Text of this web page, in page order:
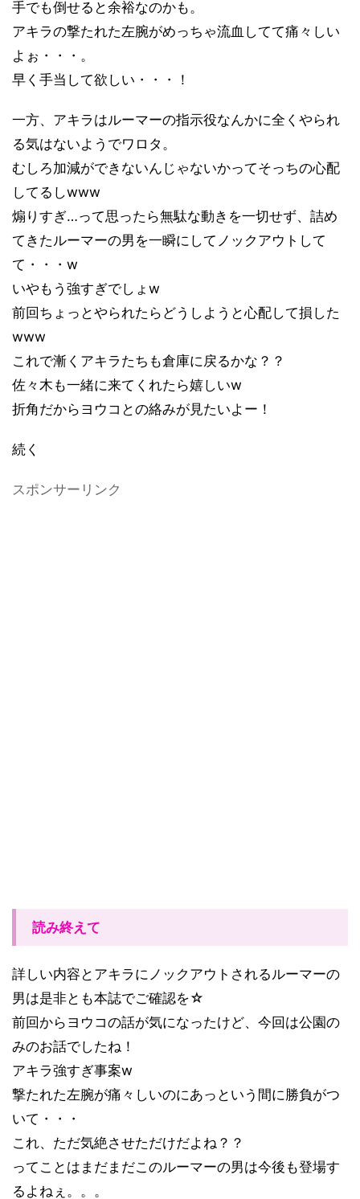
手でも倒せると余裕なのかも。
アキラの撃たれた左腕がめっちゃ流血してて痛々しい
よぉ・・・。
早く手当して欲しい・・・！
一方、アキラはルーマーの指示役なんかに全くやられ
る気はないようでワロタ。
むしろ加減ができないんじゃないかってそっちの心配
してるしwww
煽りすぎ…って思ったら無駄な動きを一切せず、詰め
てきたルーマーの男を一瞬にしてノックアウトして
て・・・w
いやもう強すぎでしょw
前回ちょっとやられたらどうしようと心配して損した
www
これで漸くアキラたちも倉庫に戻るかな？？
佐々木も一緒に来てくれたら嬉しいw
折角だからヨウコとの絡みが見たいよー！
続く
スポンサーリンク
読み終えて
詳しい内容とアキラにノックアウトされるルーマーの
男は是非とも本誌でご確認を☆
前回からヨウコの話が気になったけど、今回は公園の
みのお話でしたね！
アキラ強すぎ事案w
撃たれた左腕が痛々しいのにあっという間に勝負がつ
いて・・・
これ、ただ気絶させただけだよね？？
ってことはまだまだこのルーマーの男は今後も登場す
るよねぇ。。。